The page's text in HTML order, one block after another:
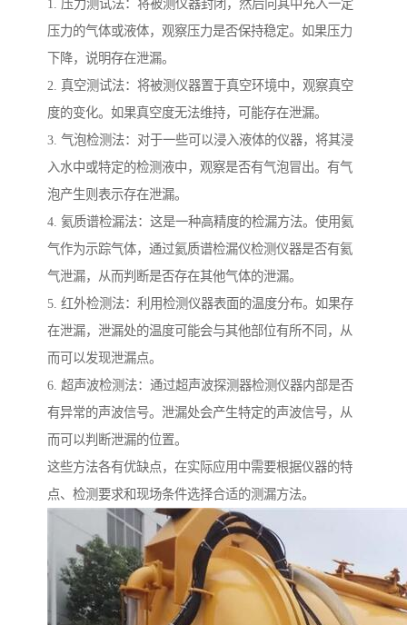
1. 压力测试法：将被测仪器封闭，然后向其中充入一定
压力的气体或液体，观察压力是否保持稳定。如果压力
下降，说明存在泄漏。
2. 真空测试法：将被测仪器置于真空环境中，观察真空
度的变化。如果真空度无法维持，可能存在泄漏。
3. 气泡检测法：对于一些可以浸入液体的仪器，将其浸
入水中或特定的检测液中，观察是否有气泡冒出。有气
泡产生则表示存在泄漏。
4. 氦质谱检漏法：这是一种高精度的检漏方法。使用氦
气作为示踪气体，通过氦质谱检漏仪检测仪器是否有氦
气泄漏，从而判断是否存在其他气体的泄漏。
5. 红外检测法：利用检测仪器表面的温度分布。如果存
在泄漏，泄漏处的温度可能会与其他部位有所不同，从
而可以发现泄漏点。
6. 超声波检测法：通过超声波探测器检测仪器内部是否
有异常的声波信号。泄漏处会产生特定的声波信号，从
而可以判断泄漏的位置。
这些方法各有优缺点，在实际应用中需要根据仪器的特
点、检测要求和现场条件选择合适的测漏方法。